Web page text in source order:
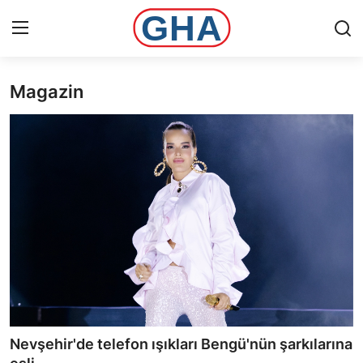
Ana Sayfa
İletişim
Spor
Magazin
Nevşehir'de telefon ışıkları Bengü'nün şarkılarına